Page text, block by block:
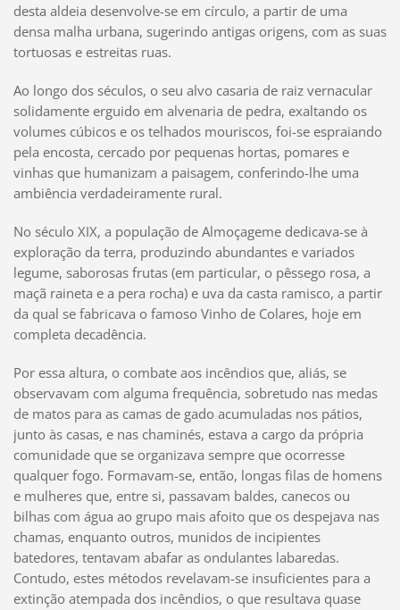
desta aldeia desenvolve-se em círculo, a partir de uma
densa malha urbana, sugerindo antigas origens, com as suas
tortuosas e estreitas ruas.
Ao longo dos séculos, o seu alvo casaria de raiz vernacular
solidamente erguido em alvenaria de pedra, exaltando os
volumes cúbicos e os telhados mouriscos, foi-se espraiando
pela encosta, cercado por pequenas hortas, pomares e
vinhas que humanizam a paisagem, conferindo-lhe uma
ambiência verdadeiramente rural.
No século XIX, a população de Almoçageme dedicava-se à
exploração da terra, produzindo abundantes e variados
legume, saborosas frutas (em particular, o pêssego rosa, a
maçã raineta e a pera rocha) e uva da casta ramisco, a partir
da qual se fabricava o famoso Vinho de Colares, hoje em
completa decadência.
Por essa altura, o combate aos incêndios que, aliás, se
observavam com alguma frequência, sobretudo nas medas
de matos para as camas de gado acumuladas nos pátios,
junto às casas, e nas chaminés, estava a cargo da própria
comunidade que se organizava sempre que ocorresse
qualquer fogo. Formavam-se, então, longas filas de homens
e mulheres que, entre si, passavam baldes, canecos ou
bilhas com água ao grupo mais afoito que os despejava nas
chamas, enquanto outros, munidos de incipientes
batedores, tentavam abafar as ondulantes labaredas.
Contudo, estes métodos revelavam-se insuficientes para a
extinção atempada dos incêndios, o que resultava quase